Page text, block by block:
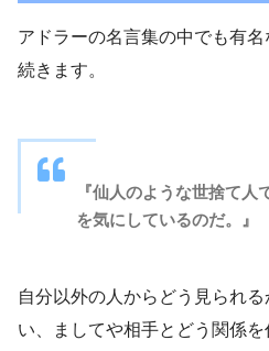
アドラーの名言集の中でも有
続きます。
『仙人のような世捨て人
を気にしているのだ。』
自分以外の人からどう見られ
い、ましてや相手とどう関係